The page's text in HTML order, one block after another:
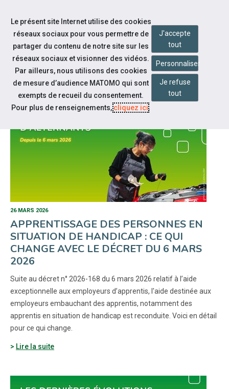
Aller au contenu
NOTRE ACTUALITÉ
26 MARS 2026
APPRENTISSAGE DES PERSONNES EN
SITUATION DE HANDICAP : CE QUI
CHANGE AVEC LE DÉCRET DU 6 MARS
2026
Suite au décret n° 2026-168 du 6 mars 2026 relatif à l’aide
exceptionnelle aux employeurs d’apprentis, l'aide destinée aux
employeurs embauchant des apprentis, notamment des
apprentis en situation de handicap est reconduite. Voici en détail
pour ce qui change.
Lire la suite
Le présent site Internet utilise des cookies
réseaux sociaux pour vous permettre de
partager du contenu de notre site sur les
réseaux sociaux et visionner des vidéos.
Par ailleurs, nous utilisons des cookies
de mesure d’audience MATOMO qui sont
exempts de recueil du consentement.
Pour plus de renseignements,cliquez ici.
J'accepte
tout
Personnaliser
Je refuse
tout